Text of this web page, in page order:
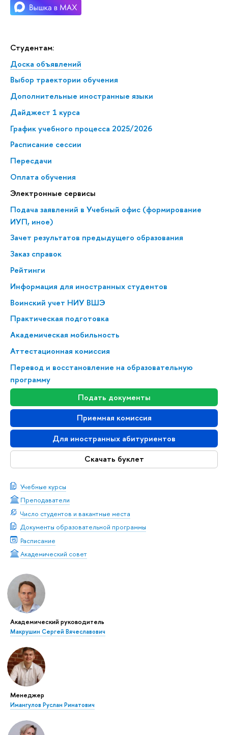
Студентам:
Доска объявлений
Выбор траектории обучения
Дополнительные иностранные языки
Дайджест 1 курса
График учебного процесса 2025/2026
Расписание сессии
Пересдачи
Оплата обучения
Электронные сервисы
Подача заявлений в Учебный офис (формирование
ИУП, иное)
Зачет результатов предыдущего образования
Заказ справок
Рейтинги
Информация для иностранных студентов
Воинский учет НИУ ВШЭ
Практическая подготовка
Академическая мобильность
Аттестационная комиссия
Перевод и восстановление на образовательную
программу
Подать документы
Приемная комиссия
Для иностранных абитуриентов
Скачать буклет
Учебные курсы
Преподаватели
Число студентов и вакантные места
Документы образовательной программы
Расписание
Академический совет
Академический руководитель
Макрушин Сергей Вячеславович
Менеджер
Имангулов Руслан Ринатович